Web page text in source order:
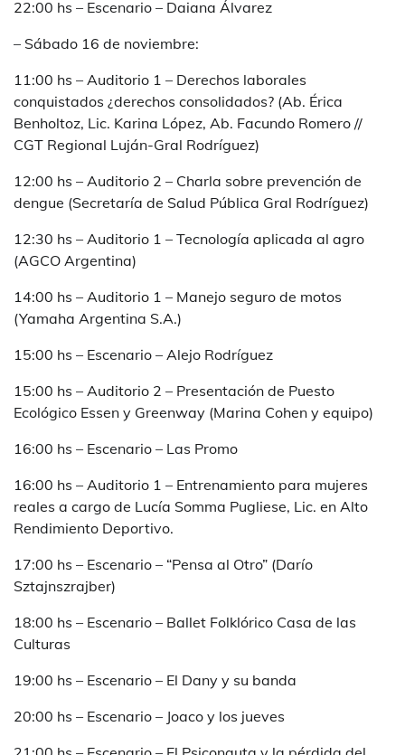
22:00 hs – Escenario – Daiana Álvarez
– Sábado 16 de noviembre:
11:00 hs – Auditorio 1 – Derechos laborales
conquistados ¿derechos consolidados? (Ab. Érica
Benholtoz, Lic. Karina López, Ab. Facundo Romero //
CGT Regional Luján-Gral Rodríguez)
12:00 hs – Auditorio 2 – Charla sobre prevención de
dengue (Secretaría de Salud Pública Gral Rodríguez)
12:30 hs – Auditorio 1 – Tecnología aplicada al agro
(AGCO Argentina)
14:00 hs – Auditorio 1 – Manejo seguro de motos
(Yamaha Argentina S.A.)
15:00 hs – Escenario – Alejo Rodríguez
15:00 hs – Auditorio 2 – Presentación de Puesto
Ecológico Essen y Greenway (Marina Cohen y equipo)
16:00 hs – Escenario – Las Promo
16:00 hs – Auditorio 1 – Entrenamiento para mujeres
reales a cargo de Lucía Somma Pugliese, Lic. en Alto
Rendimiento Deportivo.
17:00 hs – Escenario – “Pensa al Otro” (Darío
Sztajnszrajber)
18:00 hs – Escenario – Ballet Folklórico Casa de las
Culturas
19:00 hs – Escenario – El Dany y su banda
20:00 hs – Escenario – Joaco y los jueves